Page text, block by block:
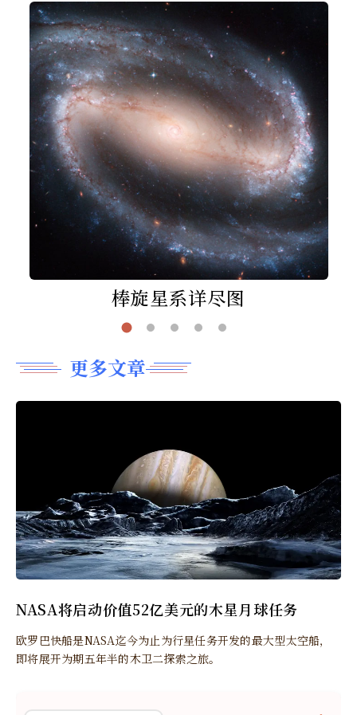
棒旋星系详尽图
更多文章
NASA将启动价值52亿美元的木星月球任务
欧罗巴快船是NASA迄今为止为行星任务开发的最大型太空船，
即将展开为期五年半的木卫二探索之旅。